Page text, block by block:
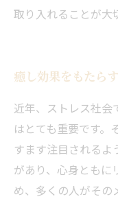
取り入れることが大
癒し効果をもたら
近年、ストレス社会
はとても重要です。
すます注目されるよ
があり、心身ともに
め、多くの人がその